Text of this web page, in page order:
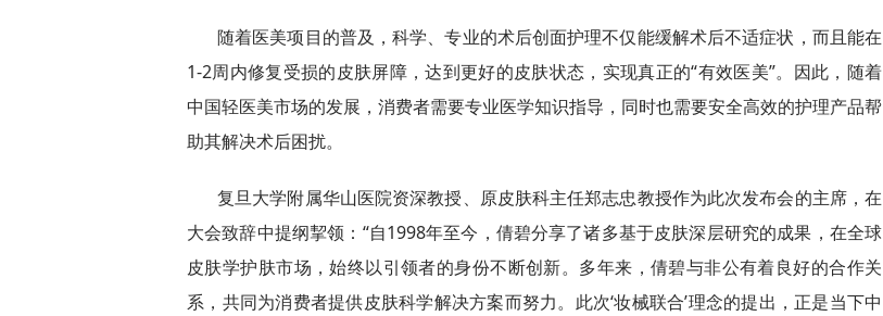
随着医美项目的普及，科学、专业的术后创面护理不仅能缓解术后不适症状，而且能在
1-2周内修复受损的皮肤屏障，达到更好的皮肤状态，实现真正的“有效医美”。因此，随着
中国轻医美市场的发展，消费者需要专业医学知识指导，同时也需要安全高效的护理产品帮
助其解决术后困扰。
复旦大学附属华山医院资深教授、原皮肤科主任郑志忠教授作为此次发布会的主席，在
大会致辞中提纲挈领：“自1998年至今，倩碧分享了诸多基于皮肤深层研究的成果，在全球
皮肤学护肤市场，始终以引领者的身份不断创新。多年来，倩碧与非公有着良好的合作关
系，共同为消费者提供皮肤科学解决方案而努力。此次‘妆械联合’理念的提出，正是当下中